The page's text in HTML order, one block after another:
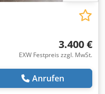
3.400 €
EXW Festpreis zzgl. MwSt.
Anrufen